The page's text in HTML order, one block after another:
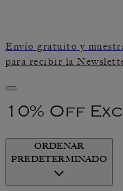
Envío gratuito y
para recibir la
10% Off
ORDENAR
PREDETERMINADO